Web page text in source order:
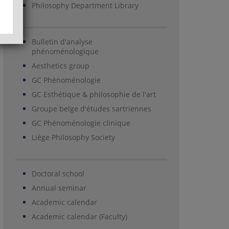
Philosophy Department Library
Bulletin d'analyse
phénoménologique
Aesthetics group
GC Phénoménologie
GC Esthétique & philosophie de l'art
Groupe belge d'études sartriennes
GC Phénoménologie clinique
Liège Philosophy Society
Doctoral school
Annual seminar
Academic calendar
Academic calendar (Faculty)